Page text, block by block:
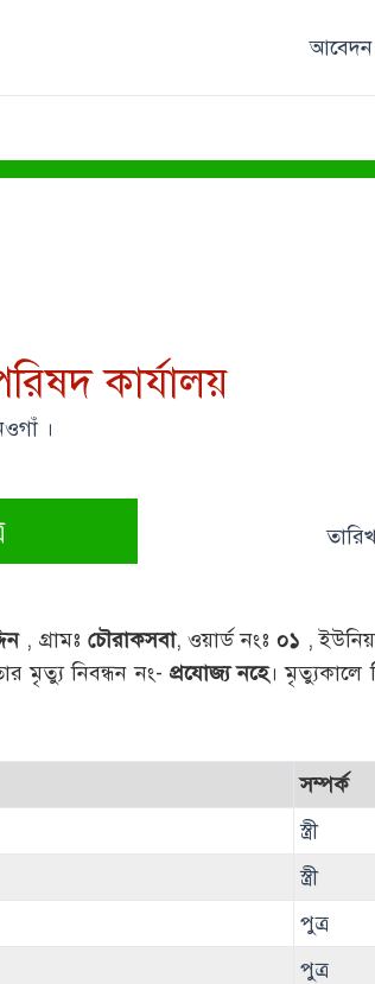
আবেদন
কার্যালয়
।
, গ্রামঃ চৌরাকসবা, ওয়ার্ড নংঃ ০১ ,
মৃত্যু নিবন্ধন নং- প্রযোজ্য নহে। মৃত্যুকালে
সম্পর্ক
স্ত্রী
স্ত্রী
পুত্র
পুত্র